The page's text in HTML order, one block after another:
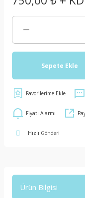
Sepete Ekle
Fiyatı Alarmı
Hızlı Gönderi
Ürün Bilgisi